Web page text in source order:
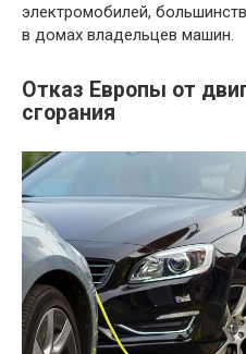
электромобилей,
в домах владельцев машин.
Отказ Европы от
сгорания